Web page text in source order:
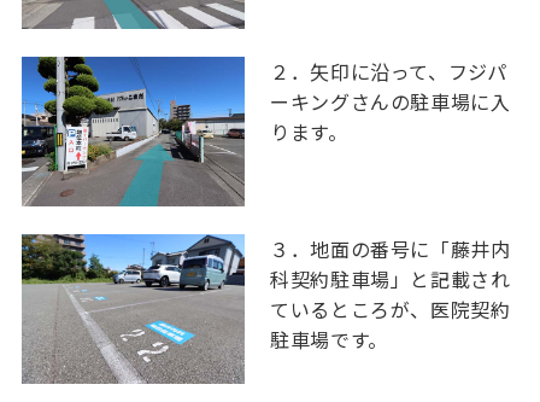
２．矢印に沿って、フジパ
ーキングさんの駐車場に入
ります。
３．地面の番号に「藤井内
科契約駐車場」と記載され
ているところが、医院契約
駐車場です。